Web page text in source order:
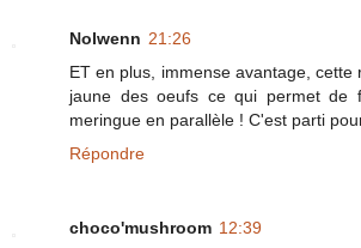
Nolwenn 21:26
ET en plus, immense avantage, cette
jaune des oeufs ce qui permet de
meringue en parallèle ! C'est parti pour
Répondre
choco'mushroom 12:39